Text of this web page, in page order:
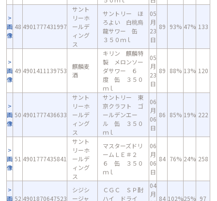
画
像
48 4901777431997
サント
リーホ
ールデ
ィング
ス
サントリー ほ
ろよい 白桃烏
龍サワー 缶
３５０ｍｌ
05
月
23
日
89 93% 47% 133
画
像
49 4901411139753
麒麟麦
酒
キリン 麒麟特
製 メロンソー
ダサワー ６
度 缶 ３５０
ｍｌ
05
月
23
日
89 88% 13% 120
画
像
50 4901777436633
サント
リーホ
ールデ
ィング
ス
サントリー 東
京クラフト ゴ
ールデンエー
ル 缶 ３５０
ｍｌ
06
月
06
日
86 85% 19% 222
画
像
51 4901777435841
サント
リーホ
ールデ
ィング
ス
マスターズドリ
ームＬＥ＃２
６ 缶 ３５０
ｍｌ
06
月
06
日
84 76% 24% 258
画 52 4901870647523
シジシ
ージャ
ＣＧＣ ＳＰ酎
ハイ ドライ
04
月
84 102%25% 97